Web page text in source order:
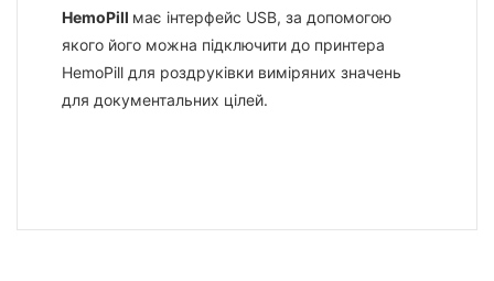
HemoPill має інтерфейс USB, за допомогою
якого його можна підключити до принтера
HemoPill для роздруківки виміряних значень
для документальних цілей.